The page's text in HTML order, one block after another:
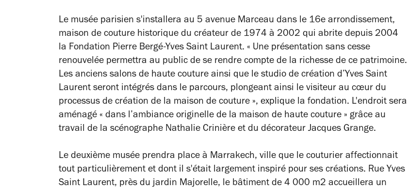
Le musée parisien s'installera au 5 avenue Marceau dans le 16e arrondissement,
maison de couture historique du créateur de 1974 à 2002 qui abrite depuis 2004
la Fondation Pierre Bergé-Yves Saint Laurent. « Une présentation sans cesse
renouvelée permettra au public de se rendre compte de la richesse de ce patrimoine.
Les anciens salons de haute couture ainsi que le studio de création d’Yves Saint
Laurent seront intégrés dans le parcours, plongeant ainsi le visiteur au cœur du
processus de création de la maison de couture », explique la fondation. L'endroit sera
aménagé « dans l’ambiance originelle de la maison de haute couture » grâce au
travail de la scénographe Nathalie Crinière et du décorateur Jacques Grange.
Le deuxième musée prendra place à Marrakech, ville que le couturier affectionnait
tout particulièrement et dont il s'était largement inspiré pour ses créations. Rue Yves
Saint Laurent, près du jardin Majorelle, le bâtiment de 4 000 m2 accueillera un